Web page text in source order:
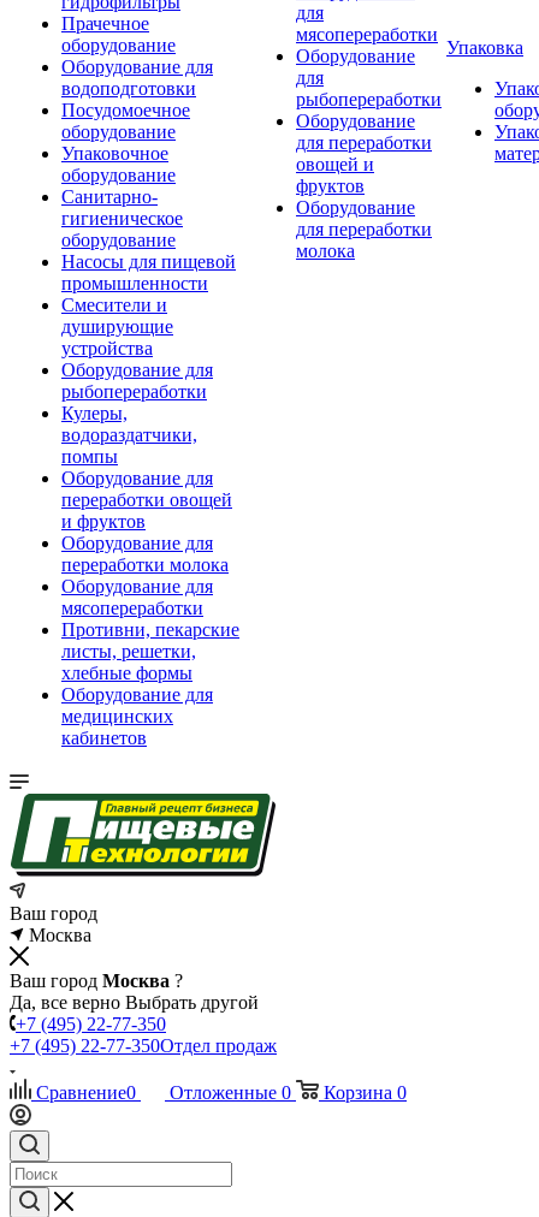
Прачечное
оборудование
Оборудование для
водоподготовки
Посудомоечное
оборудование
Упаковочное
оборудование
Санитарно-
гигиеническое
оборудование
Насосы для пищевой
промышленности
Смесители и
душирующие
устройства
Оборудование для
рыбопереработки
Кулеры,
водораздатчики,
помпы
Оборудование для
переработки овощей
и фруктов
Оборудование для
переработки молока
Оборудование для
мясопереработки
Противни, пекарские
листы, решетки,
хлебные формы
Оборудование для
медицинских
кабинетов
для
мясопереработки
Оборудование
для
рыбопереработки
Оборудование
для переработки
овощей и
фруктов
Оборудование
для переработки
молока
Упаковка
Ваш город
Москва
Ваш город Москва ?
Да, все верно Выбрать другой
+7 (495) 22-77-350
+7 (495) 22-77-350Отдел продаж
Сравнение0 Отложенные 0 Корзина 0